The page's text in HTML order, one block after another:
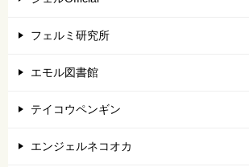
フェルミ研究所
エモル図書館
テイコウペンギン
エンジェルネコオカ